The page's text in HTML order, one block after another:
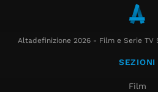
Altadefinizione 2026 - Film e Serie TV
SEZIONI
Film